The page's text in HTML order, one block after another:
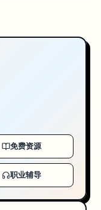
免费资源
职业辅导